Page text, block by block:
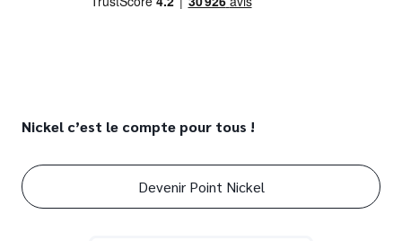
Nickel c’est le compte pour tous !
Devenir Point Nickel